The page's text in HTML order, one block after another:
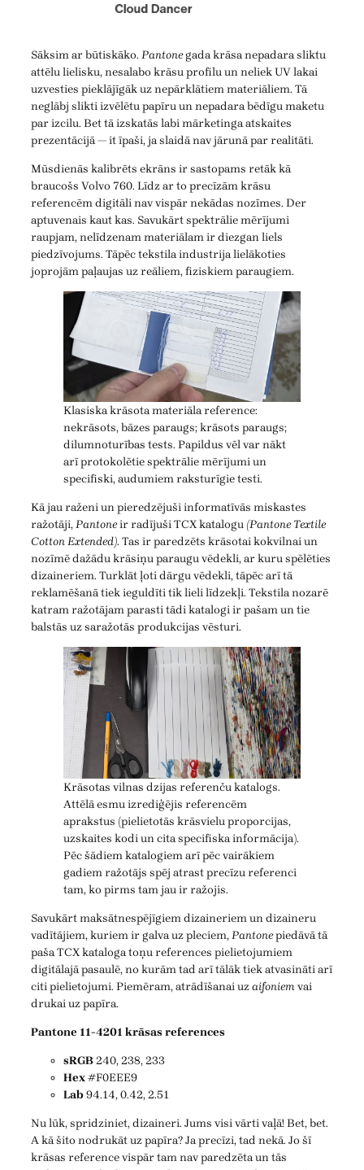
Sāksim ar būtiskāko. Pantonegada krāsa nepadara sliktu
attēlu lielisku, nesalabo krāsu profilu un neliek UV lakai
uzvesties pieklājīgāk uz nepārklātiem materiāliem. Tā
neglābj slikti izvēlētu papīru un nepadara bēdīgu maketu
par izcilu. Bet tā izskatās labi mārketinga atskaites
prezentācijā — it īpaši, ja slaidā nav jārunā par realitāti.
Mūsdienās kalibrēts ekrāns ir sastopams retāk kā
braucošs Volvo 760. Līdz ar to precīzām krāsu
referencēm digitāli nav vispār nekādas nozīmes. Der
aptuvenais kaut kas. Savukārt spektrālie mērījumi
raupjam, nelīdzenam materiālam ir diezgan liels
piedzīvojums. Tāpēc tekstila industrija lielākoties
joprojām paļaujas uz reāliem, fiziskiem paraugiem.
Klasiska krāsota materiāla reference:
nekrāsots, bāzes paraugs; krāsots paraugs;
dilumnoturības tests. Papildus vēl var nākt
arī protokolētie spektrālie mērījumi un
specifiski, audumiem raksturīgie testi.
Kā jau raženi un pieredzējuši informatīvās miskastes
ražotāji,Pantoneir radījuši TCX katalogu (Pantone Textile
Cotton Extended). Tas ir paredzēts krāsotai kokvilnai un
nozīmē dažādu krāsiņu paraugu vēdekli, ar kuru spēlēties
dizaineriem. Turklāt ļoti dārgu vēdekli, tāpēc arī tā
reklamēšanā tiek ieguldīti tik lieli līdzekļi. Tekstila nozarē
katram ražotājam parasti tādi katalogi ir pašam un tie
balstās uz saražotās produkcijas vēsturi.
Krāsotas vilnas dzijas referenču katalogs.
Attēlā esmu izrediģējis referencēm
aprakstus (pielietotās krāsvielu proporcijas,
uzskaites kodi un cita specifiska informācija).
Pēc šādiem katalogiem arī pēc vairākiem
gadiem ražotājs spēj atrast precīzu referenci
tam, ko pirms tam jau ir ražojis.
Savukārt maksātnespējīgiem dizaineriem un dizaineru
vadītājiem, kuriem ir galva uz pleciem,Pantonepiedāvā tā
paša TCX kataloga toņu references pielietojumiem
digitālajā pasaulē, no kurām tad arī tālāk tiek atvasināti arī
citi pielietojumi. Piemēram, atrādīšanai uzaifoniemvai
drukai uz papīra.
Pantone 11-4201 krāsas references
sRGB240, 238, 233
Hex#F0EEE9
Lab94.14, 0.42, 2.51
Nu lūk, spridziniet, dizaineri. Jums visi vārti vaļā! Bet, bet.
A kā šito nodrukāt uz papīra? Ja precīzi, tad nekā. Jo šī
krāsas reference vispār tam nav paredzēta un tās